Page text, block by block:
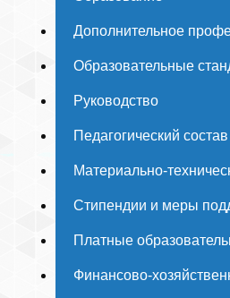
Дополнительное
Образовательные
Руководство
Педагогический состав
Материально-
Стипендии и меры
Платные
Финансово-